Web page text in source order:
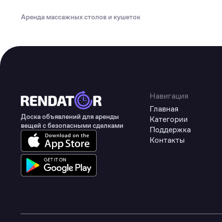
Товары для животных
Здоровье
Цифровые товары
Аренда массажных столов и кушеток
Доска объявлений для аренды
вещей с безопасными сделками
Навигация
Главная
Категории
Поддержка
Контакты